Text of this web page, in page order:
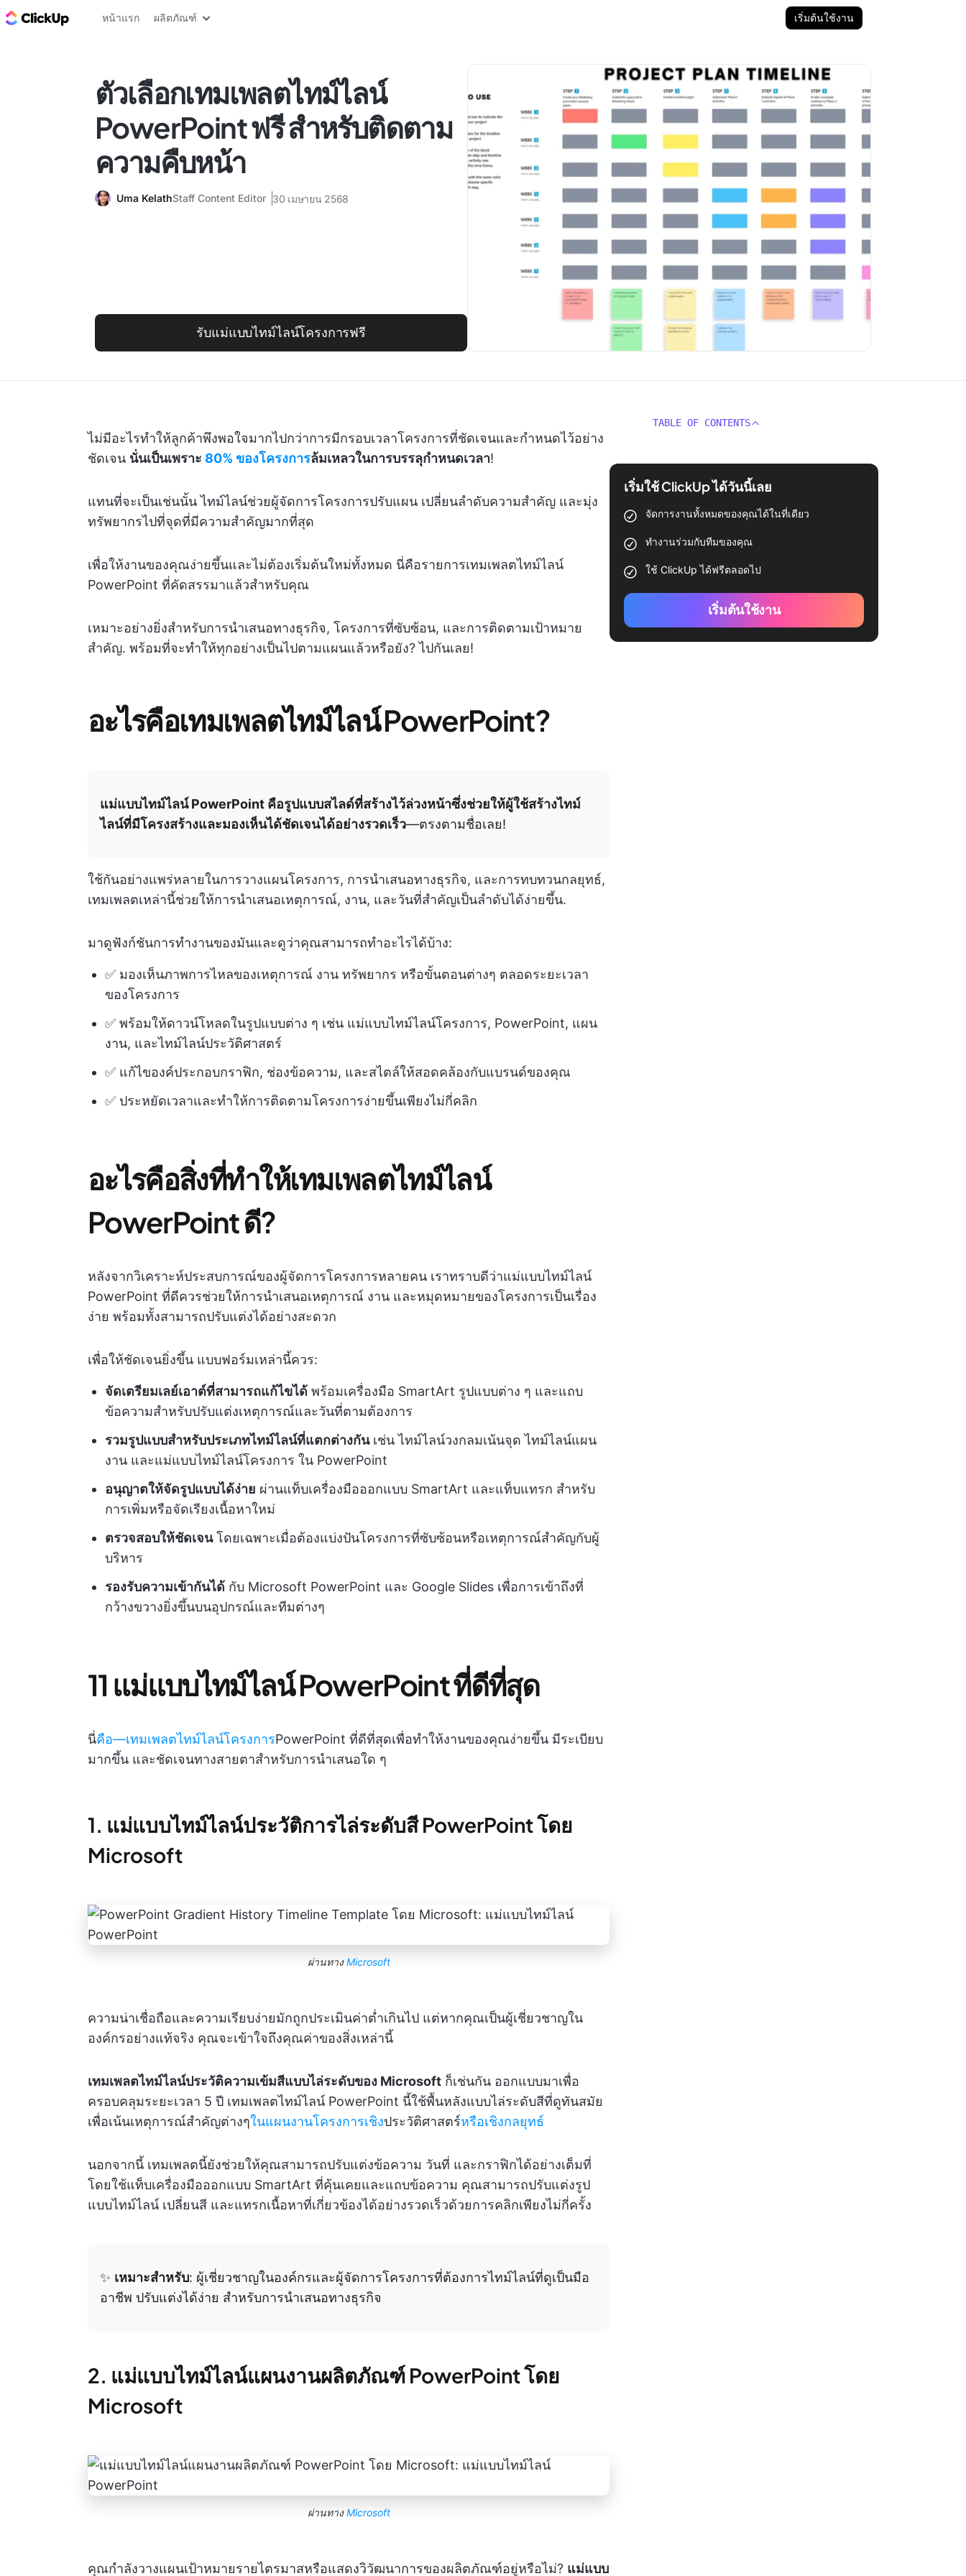
บล็อก ClickUp
หน้าแรก ผลิตภัณฑ์ เริ่มต้นใช้งาน
ตัวเลือกเทมเพลตไทม์ไลน์
PowerPoint ฟรี สำหรับติดตาม
ความคืบหน้า
Uma KelathStaff Content Editor 30 เมษายน 2568
รับแม่แบบไทม์ไลน์โครงการฟรี
ไม่มีอะไรทำให้ลูกค้าพึงพอใจมากไปกว่าการมีกรอบเวลาโครงการที่ชัดเจนและกำหนดไว้อย่าง
ชัดเจน นั่นเป็นเพราะ 80% ของโครงการล้มเหลวในการบรรลุกำหนดเวลา!
แทนที่จะเป็นเช่นนั้น ไทม์ไลน์ช่วยผู้จัดการโครงการปรับแผน เปลี่ยนลำดับความสำคัญ และมุ่ง
ทรัพยากรไปที่จุดที่มีความสำคัญมากที่สุด
เพื่อให้งานของคุณง่ายขึ้นและไม่ต้องเริ่มต้นใหม่ทั้งหมด นี่คือรายการเทมเพลตไทม์ไลน์
PowerPoint ที่คัดสรรมาแล้วสำหรับคุณ
เหมาะอย่างยิ่งสำหรับการนำเสนอทางธุรกิจ, โครงการที่ซับซ้อน, และการติดตามเป้าหมาย
สำคัญ. พร้อมที่จะทำให้ทุกอย่างเป็นไปตามแผนแล้วหรือยัง? ไปกันเลย!
อะไรคือเทมเพลตไทม์ไลน์ PowerPoint?
แม่แบบไทม์ไลน์ PowerPoint คือรูปแบบสไลด์ที่สร้างไว้ล่วงหน้าซึ่งช่วยให้ผู้ใช้สร้างไทม์
ไลน์ที่มีโครงสร้างและมองเห็นได้ชัดเจนได้อย่างรวดเร็ว—ตรงตามชื่อเลย!
ใช้กันอย่างแพร่หลายในการวางแผนโครงการ, การนำเสนอทางธุรกิจ, และการทบทวนกลยุทธ์,
เทมเพลตเหล่านี้ช่วยให้การนำเสนอเหตุการณ์, งาน, และวันที่สำคัญเป็นลำดับได้ง่ายขึ้น.
มาดูฟังก์ชันการทำงานของมันและดูว่าคุณสามารถทำอะไรได้บ้าง:
✅ มองเห็นภาพการไหลของเหตุการณ์ งาน ทรัพยากร หรือขั้นตอนต่างๆ ตลอดระยะเวลา
ของโครงการ
✅ พร้อมให้ดาวน์โหลดในรูปแบบต่าง ๆ เช่น แม่แบบไทม์ไลน์โครงการ, PowerPoint, แผน
งาน, และไทม์ไลน์ประวัติศาสตร์
✅ แก้ไของค์ประกอบกราฟิก, ช่องข้อความ, และสไตล์ให้สอดคล้องกับแบรนด์ของคุณ
✅ ประหยัดเวลาและทำให้การติดตามโครงการง่ายขึ้นเพียงไม่กี่คลิก
อะไรคือสิ่งที่ทำให้เทมเพลตไทม์ไลน์
PowerPoint ดี?
หลังจากวิเคราะห์ประสบการณ์ของผู้จัดการโครงการหลายคน เราทราบดีว่าแม่แบบไทม์ไลน์
PowerPoint ที่ดีควรช่วยให้การนำเสนอเหตุการณ์ งาน และหมุดหมายของโครงการเป็นเรื่อง
ง่าย พร้อมทั้งสามารถปรับแต่งได้อย่างสะดวก
เพื่อให้ชัดเจนยิ่งขึ้น แบบฟอร์มเหล่านี้ควร:
จัดเตรียมเลย์เอาต์ที่สามารถแก้ไขได้ พร้อมเครื่องมือ SmartArt รูปแบบต่าง ๆ และแถบ
ข้อความสำหรับปรับแต่งเหตุการณ์และวันที่ตามต้องการ
รวมรูปแบบสำหรับประเภทไทม์ไลน์ที่แตกต่างกันเช่น ไทม์ไลน์วงกลมเน้นจุด ไทม์ไลน์แผน
งาน และแม่แบบไทม์ไลน์โครงการ ใน PowerPoint
อนุญาตให้จัดรูปแบบได้ง่าย ผ่านแท็บเครื่องมือออกแบบ SmartArt และแท็บแทรก สำหรับ
การเพิ่มหรือจัดเรียงเนื้อหาใหม่
ตรวจสอบให้ชัดเจนโดยเฉพาะเมื่อต้องแบ่งปันโครงการที่ซับซ้อนหรือเหตุการณ์สำคัญกับผู้
บริหาร
รองรับความเข้ากันได้ กับ Microsoft PowerPoint และ Google Slides เพื่อการเข้าถึงที่
กว้างขวางยิ่งขึ้นบนอุปกรณ์และทีมต่างๆ
11 แม่แบบไทม์ไลน์ PowerPoint ที่ดีที่สุด
นี่คือ—เทมเพลตไทม์ไลน์โครงการPowerPoint ที่ดีที่สุดเพื่อทำให้งานของคุณง่ายขึ้น มีระเบียบ
มากขึ้น และชัดเจนทางสายตาสำหรับการนำเสนอใด ๆ
1. แม่แบบไทม์ไลน์ประวัติการไล่ระดับสี PowerPoint โดย
Microsoft
ผ่านทางMicrosoft
ความน่าเชื่อถือและความเรียบง่ายมักถูกประเมินค่าต่ำเกินไป แต่หากคุณเป็นผู้เชี่ยวชาญใน
องค์กรอย่างแท้จริง คุณจะเข้าใจถึงคุณค่าของสิ่งเหล่านี้
เทมเพลตไทม์ไลน์ประวัติความเข้มสีแบบไล่ระดับของ Microsoft ก็เช่นกัน ออกแบบมาเพื่อ
ครอบคลุมระยะเวลา 5 ปี เทมเพลตไทม์ไลน์ PowerPoint นี้ใช้พื้นหลังแบบไล่ระดับสีที่ดูทันสมัย
เพื่อเน้นเหตุการณ์สำคัญต่างๆในแผนงานโครงการเชิงประวัติศาสตร์หรือเชิงกลยุทธ์
นอกจากนี้ เทมเพลตนี้ยังช่วยให้คุณสามารถปรับแต่งข้อความ วันที่ และกราฟิกได้อย่างเต็มที่
โดยใช้แท็บเครื่องมือออกแบบ SmartArt ที่คุ้นเคยและแถบข้อความ คุณสามารถปรับแต่งรูป
แบบไทม์ไลน์ เปลี่ยนสี และแทรกเนื้อหาที่เกี่ยวข้องได้อย่างรวดเร็วด้วยการคลิกเพียงไม่กี่ครั้ง
✨ เหมาะสำหรับ: ผู้เชี่ยวชาญในองค์กรและผู้จัดการโครงการที่ต้องการไทม์ไลน์ที่ดูเป็นมือ
อาชีพ ปรับแต่งได้ง่าย สำหรับการนำเสนอทางธุรกิจ
2. แม่แบบไทม์ไลน์แผนงานผลิตภัณฑ์ PowerPoint โดย
Microsoft
ผ่านทางMicrosoft
คุณกำลังวางแผนเป้าหมายรายไตรมาสหรือแสดงวิวัฒนาการของผลิตภัณฑ์อยู่หรือไม่? แม่แบบ
TABLE OF CONTENTS
เริ่มใช้ ClickUp ได้วันนี้เลย
จัดการงานทั้งหมดของคุณได้ในที่เดียว
ทำงานร่วมกับทีมของคุณ
ใช้ ClickUp ได้ฟรีตลอดไป
เริ่มต้นใช้งาน